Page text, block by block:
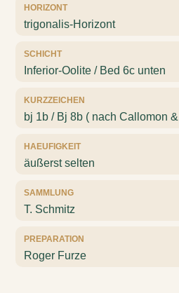
HORIZONT
trigonalis-Horizont
SCHICHT
Inferior-Oolite / Bed 6c unten
KURZZEICHEN
bj 1b / Bj 8b ( nach Callomon
HAEUFIGKEIT
äußerst selten
SAMMLUNG
T. Schmitz
PREPARATION
Roger Furze